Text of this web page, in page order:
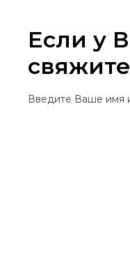
Если у
Введите Ваше имя